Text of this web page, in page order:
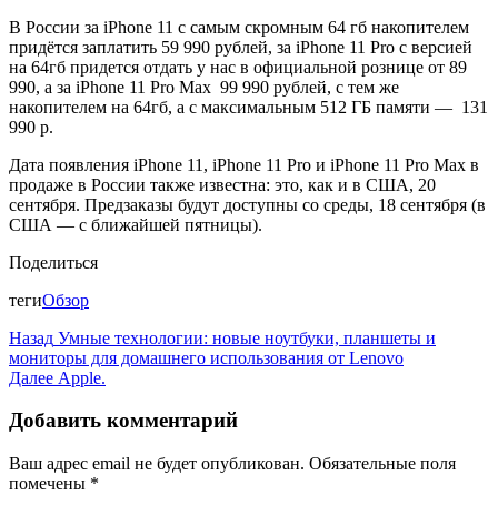
В России за iPhone 11 с самым скромным 64 гб накопителем
придётся заплатить 59 990 рублей, за iPhone 11 Pro с версией
на 64гб придется отдать у нас в официальной рознице от 89
990, а за iPhone 11 Pro Max 99 990 рублей, с тем же
накопителем на 64гб, а с максимальным 512 ГБ памяти — 131
990 р.
Дата появления iPhone 11, iPhone 11 Pro и iPhone 11 Pro Max в
продаже в России также известна: это, как и в США, 20
сентября. Предзаказы будут доступны со среды, 18 сентября (в
США — с ближайшей пятницы).
Поделиться
тегиОбзор
Назад Умные технологии: новые ноутбуки, планшеты и
мониторы для домашнего использования от Lenovo
Далее Apple.
Добавить комментарий
Ваш адрес email не будет опубликован. Обязательные поля
помечены *